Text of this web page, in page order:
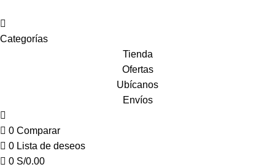
Categorías
Tienda
Ofertas
Ubícanos
Envíos
0 Comparar
0 Lista de deseos
0 S/0.00